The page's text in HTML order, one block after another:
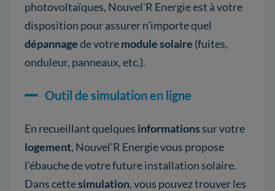
photovoltaïques, Nouvel'R Energie est à votre
disposition pour assurer n’importe quel
dépannagede votremodule solaire (fuites,
onduleur, panneaux, etc.).
Outil de simulation en ligne
En recueillant quelques informations sur votre
logement, Nouvel’R Energie vous propose
l’ébauche de votre future installation solaire.
Dans cettesimulation, vous pouvez trouver les